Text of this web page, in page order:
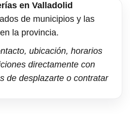
en Valladolid
de municipios y las
la provincia.
ubicación, horarios
directamente con
de desplazarte o contratar